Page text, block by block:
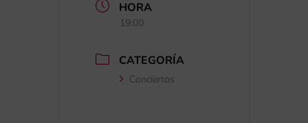
HORA
19:00
CATEGORÍA
Conciertos